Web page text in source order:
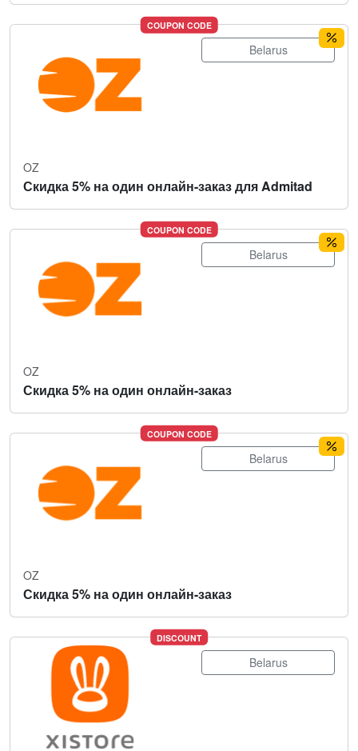
COUPON CODE
Belarus
OZ
Скидка 5% на один онлайн-заказ для Admitad
COUPON CODE
Belarus
OZ
Скидка 5% на один онлайн-заказ
COUPON CODE
Belarus
OZ
Скидка 5% на один онлайн-заказ
DISCOUNT
Belarus